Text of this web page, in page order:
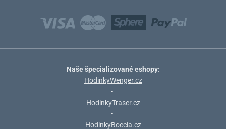
Naše špecializované eshopy:
HodinkyWenger.cz
•
HodinkyTraser.cz
•
HodinkyBoccia.cz